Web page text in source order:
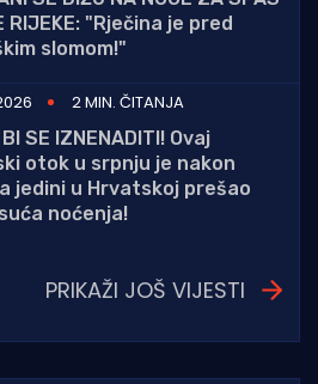
RIJEKE: "Rječina je pred
slomom!"
2 MIN. ČITANJA
BI SE IZNENADITI! Ovaj
otok u srpnju je nakon
jedini u Hrvatskoj prešao
noćenja!
PRIKAŽI JOŠ VIJESTI